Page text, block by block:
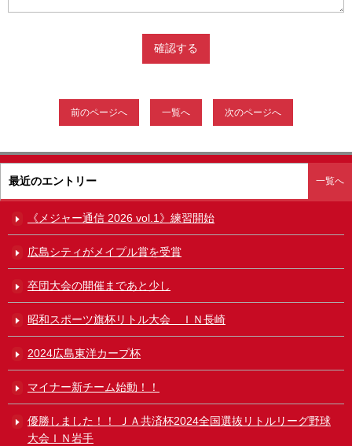
前のページへ 一覧へ 次のページへ
最近のエントリー 一覧へ
《メジャー通信 2026 vol.1》練習開始
広島シティがメイプル賞を受賞
卒団大会の開催まであと少し
昭和スポーツ旗杯リトル大会 ＩＮ長崎
2024広島東洋カープ杯
マイナー新チーム始動！！
優勝しました！！ ＪＡ共済杯2024全国選抜リトルリーグ野球
大会ＩＮ岩手